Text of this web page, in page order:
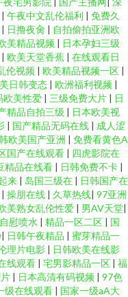
| 午夜中文乱伦福利 | 免费久
| 日撸夜肏 | 自拍偷拍亚洲欧
美精品视频 | 日本孕妇三级
| 欧美天堂香蕉 | 在线观看日
伦视频 | 欧美精品视频一区 |
日韩变态 | 欧洲福利视频 |
欧美性爱 | 三级免费大片 | 日
精品自拍三级 | 日本欧美视
| 国产精品无码在线 | 成人涩
欧美国产亚洲 | 免费看黄色A
国产在线观看 | 四虎影院在
精品在线看 | 日韩免费不卡 |
来 | 岛国三级在 | 日韩国产在
| 操朋在线 | 久草热线| 97亚洲
美熟女乱伦性爱 | 男AV天堂|
慰喷水 | 精品一区二区 | 国
| 日韩午夜精品 | 蜜芽精品一
理片电影 | 日韩欧美在线影
线观看 | 宅男影精品一区 | 福
| 日本高清有码视频 | 97色
级在线观看 | 国家一级aA大